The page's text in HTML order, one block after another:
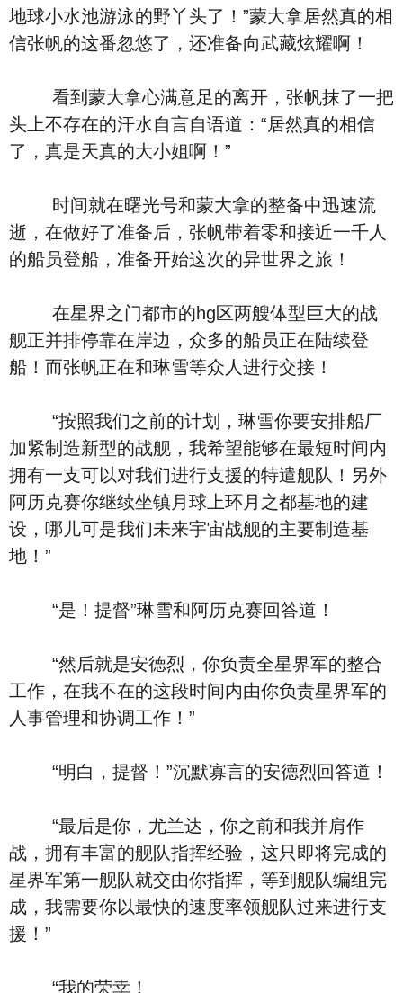
地球小水池游泳的野丫头了！”蒙大拿居然真的相
信张帆的这番忽悠了，还准备向武藏炫耀啊！
看到蒙大拿心满意足的离开，张帆抹了一把
头上不存在的汗水自言自语道：“居然真的相信
了，真是天真的大小姐啊！”
时间就在曙光号和蒙大拿的整备中迅速流
逝，在做好了准备后，张帆带着零和接近一千人
的船员登船，准备开始这次的异世界之旅！
在星界之门都市的hg区两艘体型巨大的战
舰正并排停靠在岸边，众多的船员正在陆续登
船！而张帆正在和琳雪等众人进行交接！
“按照我们之前的计划，琳雪你要安排船厂
加紧制造新型的战舰，我希望能够在最短时间内
拥有一支可以对我们进行支援的特遣舰队！另外
阿历克赛你继续坐镇月球上环月之都基地的建
设，哪儿可是我们未来宇宙战舰的主要制造基
地！”
“是！提督”琳雪和阿历克赛回答道！
“然后就是安德烈，你负责全星界军的整合
工作，在我不在的这段时间内由你负责星界军的
人事管理和协调工作！”
“明白，提督！”沉默寡言的安德烈回答道！
“最后是你，尤兰达，你之前和我并肩作
战，拥有丰富的舰队指挥经验，这只即将完成的
星界军第一舰队就交由你指挥，等到舰队编组完
成，我需要你以最快的速度率领舰队过来进行支
援！”
“我的荣幸！